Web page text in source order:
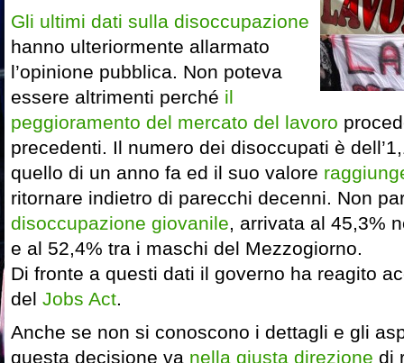
Gli ultimi dati sulla disoccupazione
hanno ulteriormente allarmato
l’opinione pubblica. Non poteva
essere altrimenti perché il
peggioramento del mercato del lavoro
precedenti. Il numero dei disoccupati è
quello di un anno fa ed il suo valore
ritornare indietro di parecchi decenni. Non
disoccupazione giovanile, arrivata al 45,3%
e al 52,4% tra i maschi del Mezzogiorno.
Di fronte a questi dati il governo ha reagito
del Jobs Act.
Anche se non si conoscono i dettagli e gli
questa decisione va nella giusta direzione di